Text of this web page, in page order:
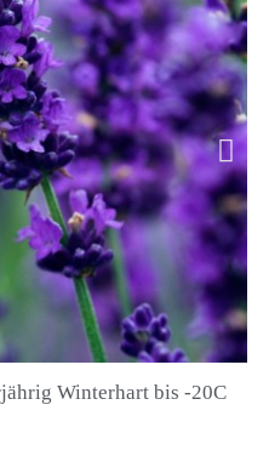
VIEW Winterhart bis -20C